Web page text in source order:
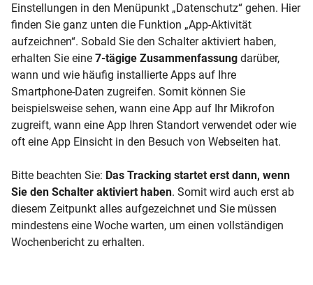
Einstellungen in den Menüpunkt „Datenschutz“ gehen. Hier
finden Sie ganz unten die Funktion „App-Aktivität
aufzeichnen“. Sobald Sie den Schalter aktiviert haben,
erhalten Sie eine 7-tägige Zusammenfassung darüber,
wann und wie häufig installierte Apps auf Ihre
Smartphone-Daten zugreifen. Somit können Sie
beispielsweise sehen, wann eine App auf Ihr Mikrofon
zugreift, wann eine App Ihren Standort verwendet oder wie
oft eine App Einsicht in den Besuch von Webseiten hat.
Bitte beachten Sie: Das Tracking startet erst dann, wenn
Sie den Schalter aktiviert haben. Somit wird auch erst ab
diesem Zeitpunkt alles aufgezeichnet und Sie müssen
mindestens eine Woche warten, um einen vollständigen
Wochenbericht zu erhalten.